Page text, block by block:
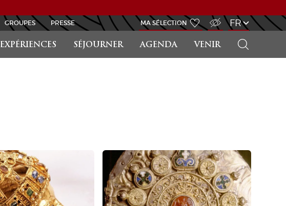
EXPÉRIENCES SÉJOURNER AGENDA VENIR
GROUPES PRESSE MA SÉLECTION FR